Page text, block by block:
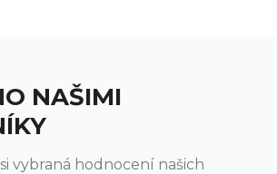
NAŠIMI
vybraná hodnocení našich